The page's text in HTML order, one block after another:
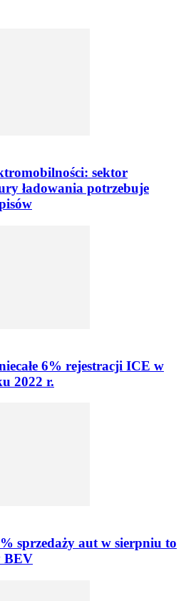
sektor
ładowania potrzebuje
6% rejestracji ICE w
2022 r.
sprzedaży aut w sierpniu to
BEV